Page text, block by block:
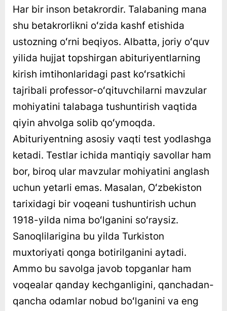
Har bir inson betakrordir. Talabaning mana
shu betakrorlikni oʻzida kashf etishida
ustozning oʻrni beqiyos. Albatta, joriy oʻquv
yilida hujjat topshirgan abituriyentlarning
kirish imtihonlaridagi past koʻrsatkichi
tajribali professor-oʻqituvchilarni mavzular
mohiyatini talabaga tushuntirish vaqtida
qiyin ahvolga solib qoʻymoqda.
Abituriyentning asosiy vaqti test yodlashga
ketadi. Testlar ichida mantiqiy savollar ham
bor, biroq ular mavzular mohiyatini anglash
uchun yetarli emas. Masalan, Oʻzbekiston
tarixidagi bir voqeani tushuntirish uchun
1918-yilda nima boʻlganini soʻraysiz.
Sanoqlilarigina bu yilda Turkiston
muxtoriyati qonga botirilganini aytadi.
Ammo bu savolga javob topganlar ham
voqealar qanday kechganligini, qanchadan-
qancha odamlar nobud boʻlganini va eng